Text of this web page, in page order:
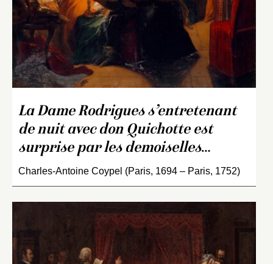
La Dame Rodrigues s’entretenant
de nuit avec don Quichotte est
surprise par les demoiselles…
Charles-Antoine Coypel (Paris, 1694 – Paris, 1752)